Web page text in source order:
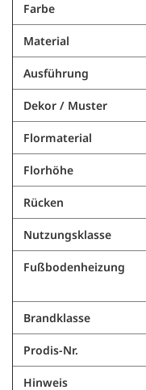
Farbe
Material
Ausführung
Dekor / Muster
Flormaterial
Florhöhe
Rücken
Nutzungsklasse
Fußbodenheizung
Brandklasse
Prodis-Nr.
Hinweis